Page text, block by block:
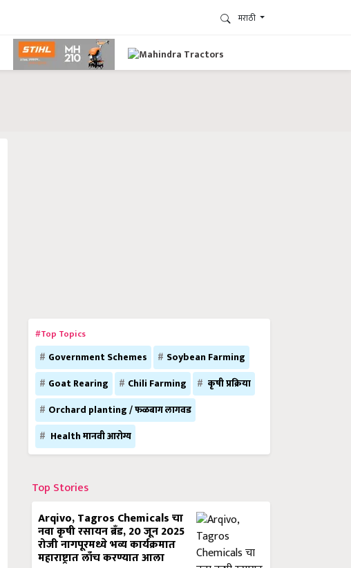
मराठी
#Top Topics
Government Schemes
Soybean Farming
Goat Rearing
Chili Farming
कृषी प्रक्रिया
Orchard planting / फळबाग लागवड
Health मानवी आरोग्य
Top Stories
Arqivo, Tagros Chemicals चा
नवा कृषी रसायन ब्रँड, 20 जून 2025
रोजी नागपूरमध्ये भव्य कार्यक्रमात
महाराष्ट्रात लाँच करण्यात आला